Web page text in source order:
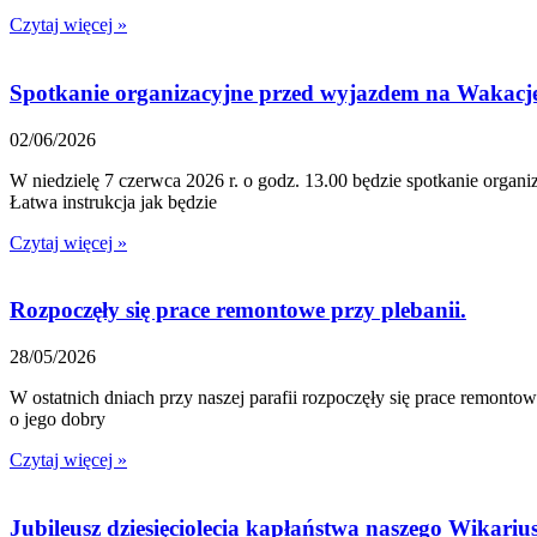
Czytaj więcej »
Spotkanie organizacyjne przed wyjazdem na
02/06/2026
W niedzielę 7 czerwca 2026 r. o godz. 13.00 będzie spotkanie
Łatwa instrukcja jak będzie
Czytaj więcej »
Rozpoczęły się prace remontowe przy plebanii.
28/05/2026
W ostatnich dniach przy naszej parafii rozpoczęły się prace
o jego dobry
Czytaj więcej »
Jubileusz dziesięciolecia kapłaństwa naszego